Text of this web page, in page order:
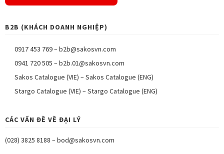
B2B (KHÁCH DOANH NGHIỆP)
0917 453 769–b2b@sakosvn.com
0941 720 505 –b2b.01@sakosvn.com
Sakos Catalogue (VIE) –Sakos Catalogue (ENG)
Stargo Catalogue (VIE) –Stargo Catalogue (ENG)
CÁC VẤN ĐỀ VỀ ĐẠI LÝ
(028) 3825 8188 –bod@sakosvn.com